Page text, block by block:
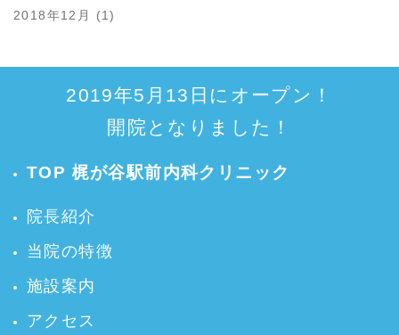
2018年12月 (1)
2019年5月13日にオープン！
開院となりました！
TOP 梶が谷駅前内科クリニック
院長紹介
当院の特徴
施設案内
アクセス